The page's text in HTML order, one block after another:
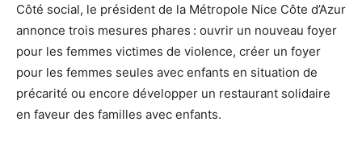
Côté social, le président de la Métropole Nice Côte d’Azur
annonce trois mesures phares : ouvrir un nouveau foyer
pour les femmes victimes de violence, créer un foyer
pour les femmes seules avec enfants en situation de
précarité ou encore développer un restaurant solidaire
en faveur des familles avec enfants.